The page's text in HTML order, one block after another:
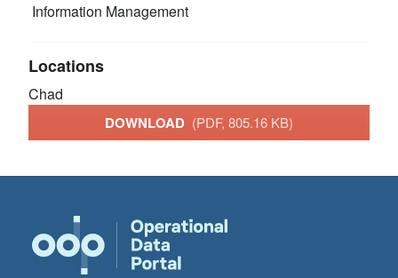
Information Management
Locations
Chad
DOWNLOAD (PDF, 805.16 KB)